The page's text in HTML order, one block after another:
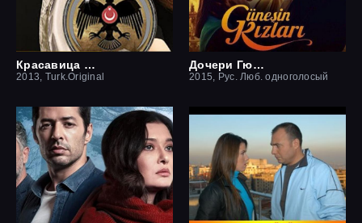
Красавица и чудовище
2013, Turk.Original
Дочери Гюнеш
2015, Рус. Люб. одноголосый